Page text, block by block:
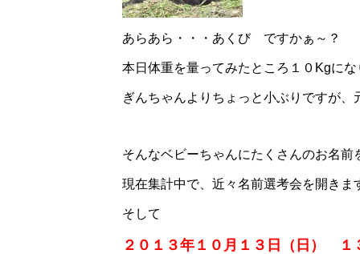
あらあら・・・あくび ですかぁ～？
本日体重を量ってみたところ１０Kgにな
ぎんちゃんよりちょっと小ぶりですが、
そんなベビーちゃんにたくさんのお名前
現在集計中で、近々名前選考会を開きま
そして
２０１３年１０月１３日（日） １